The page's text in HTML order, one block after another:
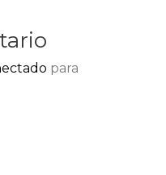
para